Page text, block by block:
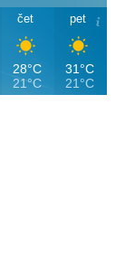
čet
28°C
21°C
pet
31°C
21°C